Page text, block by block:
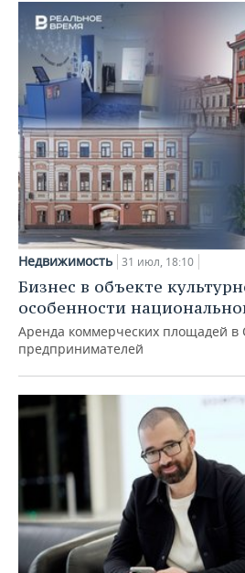
Недвижимость 31 июл, 18:10
Бизнес в объекте
особенности
Аренда коммерческих площадей в
предпринимателей